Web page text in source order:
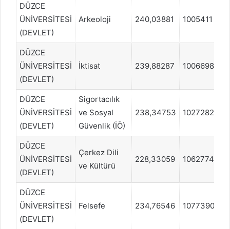
DÜZCE
ÜNİVERSİTESİ
(DEVLET)
Arkeoloji 240,03881 1005411
DÜZCE
ÜNİVERSİTESİ
(DEVLET)
İktisat 239,88287 1006698
DÜZCE
ÜNİVERSİTESİ
(DEVLET)
Sigortacılık
ve Sosyal
Güvenlik (İÖ)
238,34753 1027282
DÜZCE
ÜNİVERSİTESİ
(DEVLET)
Çerkez Dili
ve Kültürü
228,33059 1062774
DÜZCE
ÜNİVERSİTESİ
(DEVLET)
Felsefe 234,76546 1077390